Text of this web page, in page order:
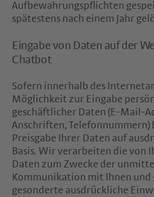
Aufbewahrungspflichten
spätestens nach einem Jahr
Eingabe von Daten auf der
Chatbot
Sofern innerhalb des
Möglichkeit zur Eingabe
geschäftlicher Daten (E-Mail-
Anschriften, Telefonnummern)
Preisgabe Ihrer Daten auf
Basis. Wir verarbeiten die von
Daten zum Zwecke der
Kommunikation mit Ihnen und
gesonderte ausdrückliche